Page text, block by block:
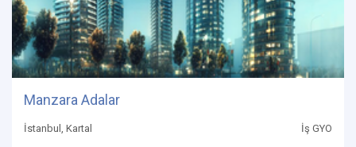
Manzara Adalar
İstanbul, Kartal İş GYO